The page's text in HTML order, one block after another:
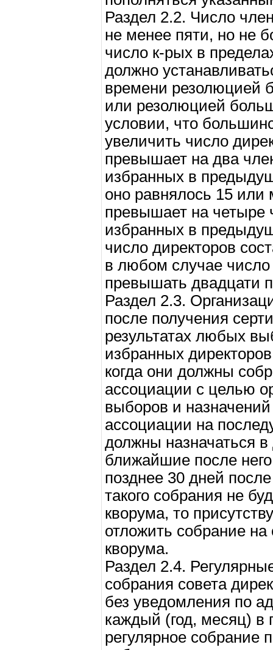
Раздел 2.2. Число
не менее пяти, но не
число к-рых в
должно
времени резолюцией
или резолюцией
условии, что
увеличить число
превышает на два
избранных в
оно равнялось 15 или
превышает на четыре
избранных в
число директоров
в любом случае
превышать двадцати
Раздел 2.3.
после получения
результатах любых
избранных
когда они должны
ассоциации с целью
выборов и
ассоциации на
должны назначаться
ближайшие после
позднее 30 дней
такого собрания не
кворума, то
отложить собрание
кворума.
Раздел 2.4.
собрания совета
без уведомления по
каждый (год, месяц) в
регулярное собрание